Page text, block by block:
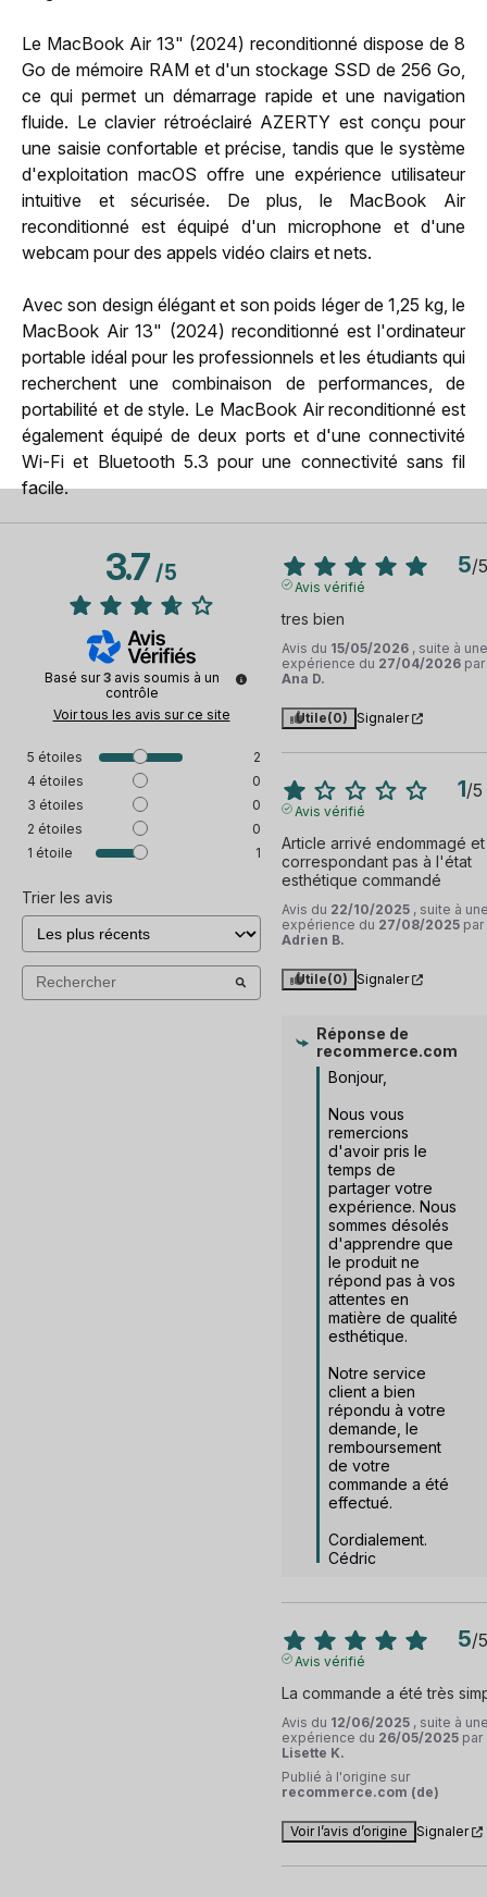
Le MacBook Air 13" (2024) reconditionné dispose de 8
Go de mémoire RAM et d'un stockage SSD de 256 Go,
ce qui permet un démarrage rapide et une navigation
fluide. Le clavier rétroéclairé AZERTY est conçu pour
une saisie confortable et précise, tandis que le système
d'exploitation macOS offre une expérience utilisateur
intuitive et sécurisée. De plus, le MacBook Air
reconditionné est équipé d'un microphone et d'une
webcam pour des appels vidéo clairs et nets.
Avec son design élégant et son poids léger de 1,25 kg, le
MacBook Air 13" (2024) reconditionné est l'ordinateur
portable idéal pour les professionnels et les étudiants qui
recherchent une combinaison de performances, de
portabilité et de style. Le MacBook Air reconditionné est
également équipé de deux ports et d'une connectivité
Wi-Fi et Bluetooth 5.3 pour une connectivité sans fil
facile.
3.7/5
Basé sur3 avis soumis à un
contrôle
Voir tous les avis sur ce site
5 étoiles
2
4 étoiles
0
3 étoiles
0
2 étoiles
0
1 étoile 1
Trier les avis
5/5
Avis vérifié
tres bien
Avis du 15/05/2026 , suite à une
expérience du 27/04/2026 par
Ana D.
Utile(0) Signaler
1/5
Avis vérifié
Article arrivé endommagé
correspondant pas à l'état
esthétique commandé
Avis du 22/10/2025 , suite à
expérience du 27/08/2025 par
Adrien B.
Utile(0) Signaler
Réponse de
recommerce.com
Bonjour,
Nous vous
remercions
d'avoir pris le
temps de
partager votre
expérience. Nous
sommes désolés
d'apprendre que
le produit ne
répond pas à vos
attentes en
matière de qualité
esthétique.
Notre service
client a bien
répondu à votre
demande, le
remboursement
de votre
commande a été
effectué.
Cordialement.
Cédric
5/5
Avis vérifié
La commande a été très
Avis du 12/06/2025 , suite à
expérience du 26/05/2025 par
Lisette K.
Publié à l'origine sur
recommerce.com (de)
Voir l’avis d’origine Signaler